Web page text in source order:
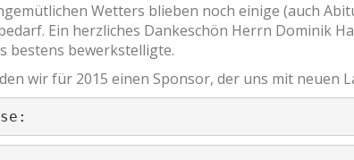
Wetters blieben noch einige (auch
Ein herzliches Dankeschön Herrn Dominik
bestens bewerkstelligte.
wir für 2015 einen Sponsor, der uns mit neuen